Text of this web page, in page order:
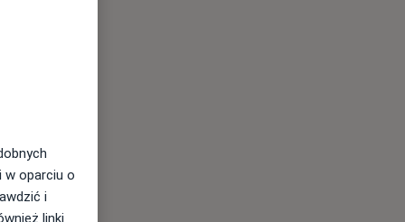
w oparciu o
i
linki